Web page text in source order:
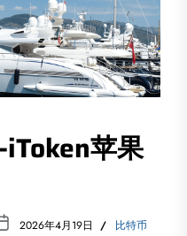
苹果
2026年4月19日 比特币